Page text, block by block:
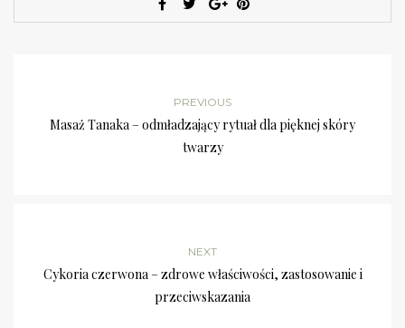
PREVIOUS
Masaż Tanaka – odmładzający rytuał dla pięknej skóry
twarzy
NEXT
Cykoria czerwona – zdrowe właściwości, zastosowanie i
przeciwskazania